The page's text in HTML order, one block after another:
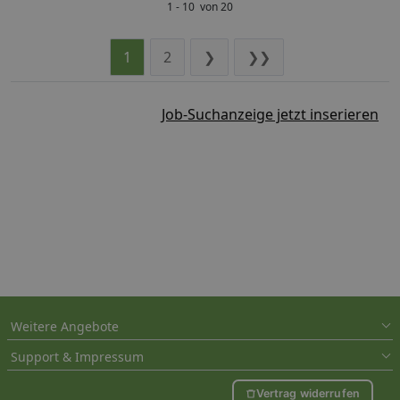
1 - 10 von 20
1 2 ❯ ❯❯
Job-Suchanzeige jetzt inserieren
Weitere Angebote
Support & Impressum
Vertrag widerrufen